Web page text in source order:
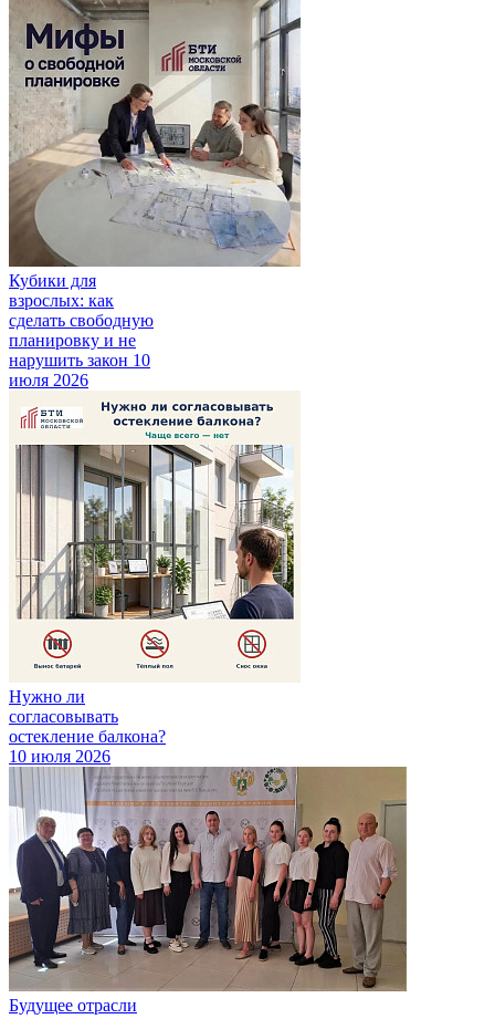
Кубики для
взрослых: как
сделать свободную
планировку и не
нарушить закон 10
июля 2026
Нужно ли
согласовывать
остекление балкона?
10 июля 2026
Будущее отрасли